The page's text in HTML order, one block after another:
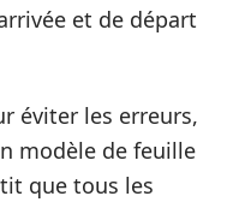
et de départ
éviter les erreurs,
modèle de feuille
que tous les